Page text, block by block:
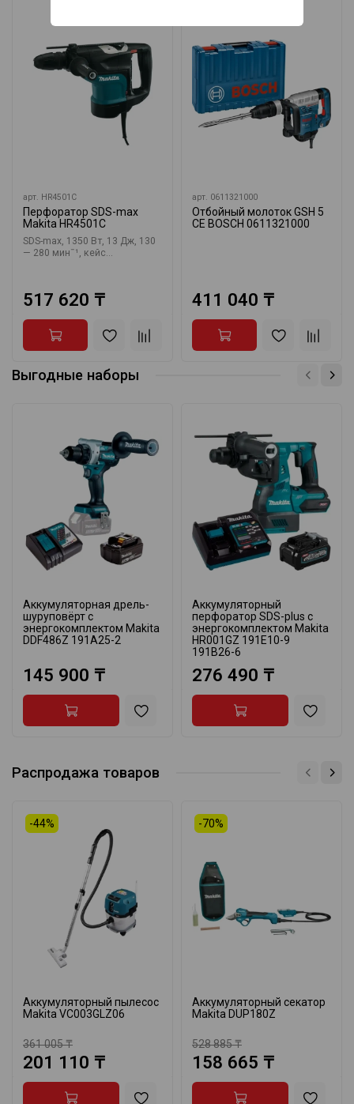
арт. HR4501C
Перфоратор SDS-max
Makita HR4501C
SDS-max, 1350 Вт, 13 Дж, 130
— 280 минˉ¹, кейс...
517 620 ₸
арт. 0611321000
Отбойный молоток GSH 5
CE BOSCH 0611321000
411 040 ₸
Выгодные наборы
Аккумуляторная дрель-
шуруповёрт с
энергокомплектом Makita
DDF486Z 191A25-2
145 900 ₸
Аккумуляторный
перфоратор SDS-plus с
энергокомплектом Makita
HR001GZ 191E10-9
191B26-6
276 490 ₸
Распродажа товаров
-44%
Аккумуляторный пылесос
Makita VC003GLZ06
361 005 ₸
201 110 ₸
-70%
Аккумуляторный секатор
Makita DUP180Z
528 885 ₸
158 665 ₸